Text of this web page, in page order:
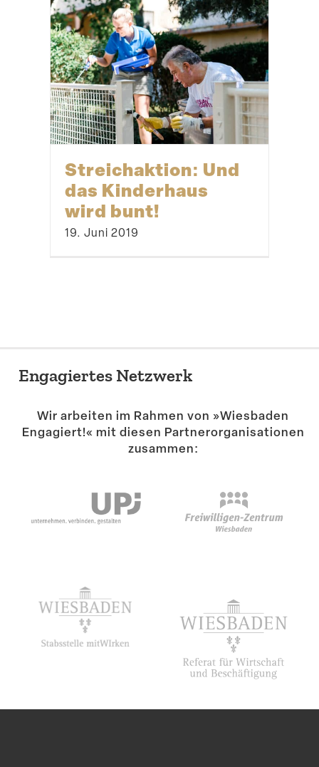
Streich­aktion: Und
das Kinderhaus
wird bunt!
19. Juni 2019
Engagiertes Netzwerk
Wir arbeiten im Rahmen von »Wiesbaden
Engagiert!« mit diesen Partner­or­ga­ni­sa­tionen
zusammen: